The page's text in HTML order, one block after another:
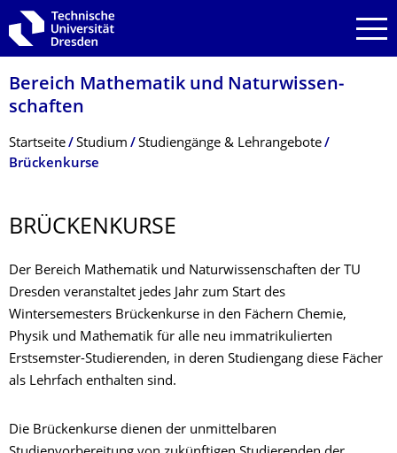
Zur Hauptnavigation springen
Zur Suche springen
Zum Inhalt springen
Bereich Mathematik und Natur­wissen­
schaften
Breadcrumb-Menü
Startseite Studium
Studiengänge & Lehrangebote
Brückenkurse
BRÜCKENKURSE
Der Bereich Mathematik und Naturwissenschaften der TU
Dresden veranstaltet jedes Jahr zum Start des
Wintersemesters Brückenkurse in den Fächern Chemie,
Physik und Mathematik für alle neu immatrikulierten
Erstsemster-Studierenden, in deren Studiengang diese Fächer
als Lehrfach enthalten sind.
Die Brückenkurse dienen der unmittelbaren